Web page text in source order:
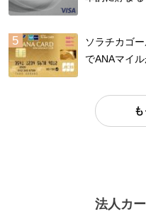
ソラチカゴ
でANAマイ
法人カ